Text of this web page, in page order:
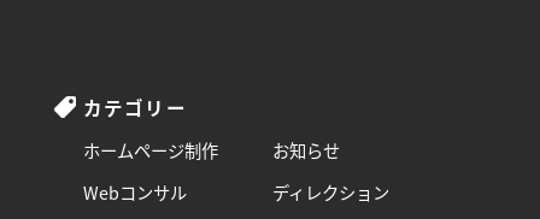
カテゴリー
ホームページ制作
お知らせ
Webコンサル
ディレクション